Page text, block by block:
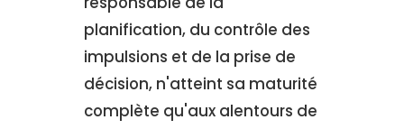
planification, du contrôle des
impulsions et de la prise de
décision, n'atteint sa maturité
complète qu'aux alentours de